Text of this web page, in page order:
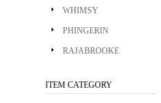
WHIMSY
PHINGERIN
RAJABROOKE
ITEM CATEGORY